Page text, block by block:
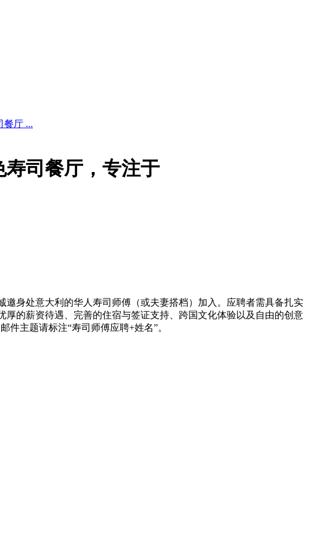
餐厅 ...
司餐厅，专注于
身处意大利的华人寿司师傅（或夫妻搭档）加入。应聘者需具备扎实
的薪资待遇、完善的住宿与签证支持、跨国文化体验以及自由的创意
件主题请标注“寿司师傅应聘+姓名”。